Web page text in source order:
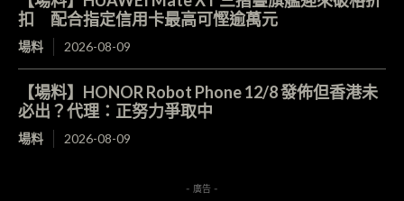
扣 配合指定信用卡最高可慳逾萬元
場料 2026-08-09
【場料】HONOR Robot Phone 12/8 發佈但香港未
必出？代理：正努力爭取中
場料 2026-08-09
- 廣告 -